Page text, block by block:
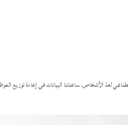
الاصطناعي لعدّ الأشخاص. ساعدتنا البيانات في إعادة توزيع